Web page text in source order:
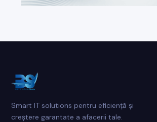
Smart IT solutions pentru eficiență și
creștere garantate a afacerii tale.